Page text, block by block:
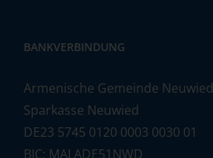
BANKVERBINDUNG
Armenische Gemeinde Neuwied
Sparkasse Neuwied
DE23 5745 0120 0003 0030 01
BIC: MALADE51NWD